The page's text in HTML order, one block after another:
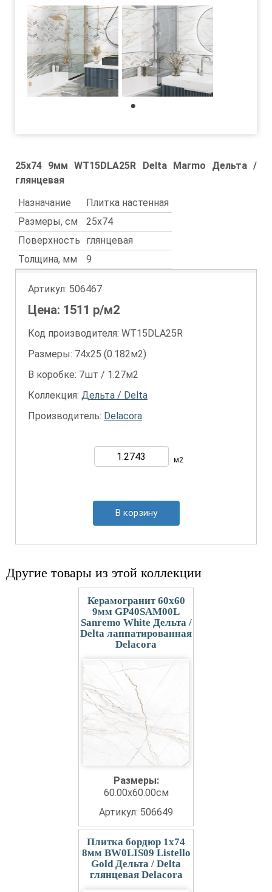
25x74 9мм WT15DLA25R Delta Marmo Дельта /
глянцевая
Назначание
Плитка настенная
Размеры, см
25x74
Поверхность
глянцевая
Толщина, мм
9
Артикул: 506467
Цена: 1511 р/м2
Код производителя: WT15DLA25R
Размеры: 74х25 (0.182м2)
В коробке: 7шт / 1.27м2
Коллекция: Дельта / Delta
Производитель: Delacora
м2
В корзину
Другие товары из этой коллекции
Керамогранит 60x60
9мм GP40SAM00L
Sanremo White Дельта /
Delta лаппатированная
Delacora
Размеры:
60.00x60.00см
Артикул: 506649
Плитка бордюр 1x74
8мм BW0LIS09 Listello
Gold Дельта / Delta
глянцевая Delacora